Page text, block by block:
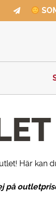
Här kan
på